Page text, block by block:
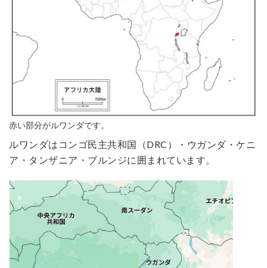
赤い部分がルワンダです。
ルワンダはコンゴ民主共和国（DRC）・ウガンダ・ケニ
ア・タンザニア・ブルンジに囲まれています。